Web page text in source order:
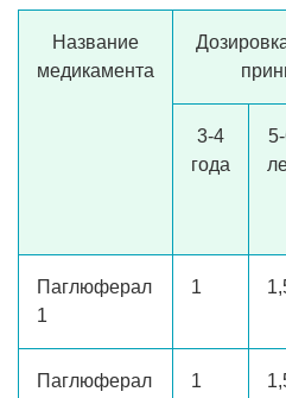
Название
медикамента
3-4
года
Паглюферал
1
1
Паглюферал
1